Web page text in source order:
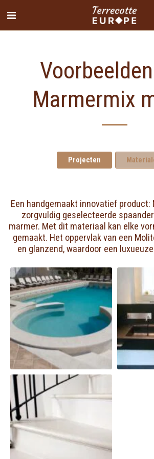
Marmermix
Projecten
Een handgemaakt innovatief
zorgvuldig geselecteerde
marmer. Met dit materiaal kan elke
gemaakt. Het oppervlak van een
en glanzend, waardoor een